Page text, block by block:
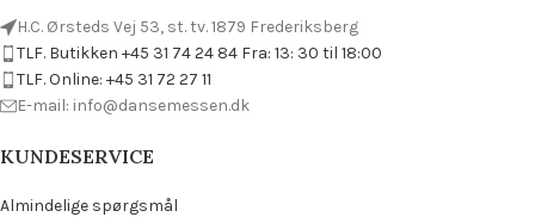
H.C. Ørsteds Vej 53, st. tv. 1879 Frederiksberg
TLF. Butikken +45 31 74 24 84 Fra: 13: 30 til 18:00
TLF. Online: +45 31 72 27 11
E-mail: info@dansemessen.dk
KUNDESERVICE
Almindelige spørgsmål